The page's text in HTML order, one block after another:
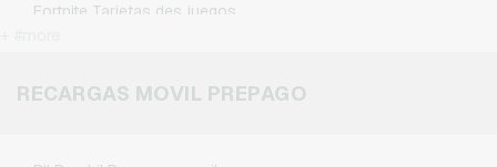
Fortnite Tarjetas des juegos
Minecraft Tarjetas des juegos
RECARGAS MOVIL PREPAGO